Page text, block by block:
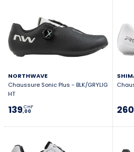
NORTHWAVE
Chaussure Sonic Plus - BLK/GRYLIG
HT
139,00
CHF 260